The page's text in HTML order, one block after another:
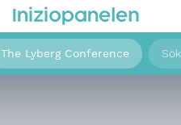
The Lyberg Conference
Sök
på: